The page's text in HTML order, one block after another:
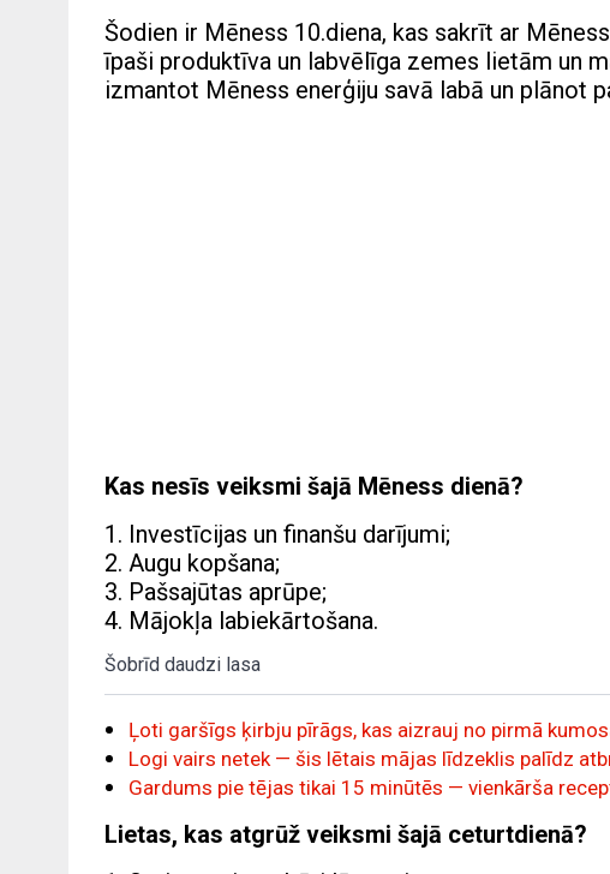
Šodien ir Mēness 10.diena, kas sakrīt ar
īpaši produktīva un labvēlīga zemes lietām un
izmantot Mēness enerģiju savā labā un plānot
Kas nesīs veiksmi šajā Mēness dienā?
1. Investīcijas un finanšu darījumi;
2. Augu kopšana;
3. Pašsajūtas aprūpe;
4. Mājokļa labiekārtošana.
Šobrīd daudzi lasa
Ļoti garšīgs ķirbju pīrāgs, kas aizrauj no pirmā
Logi vairs netek — šis lētais mājas līdzeklis palīdz
Gardums pie tējas tikai 15 minūtēs — vienkārša
Lietas, kas atgrūž veiksmi šajā ceturtdienā?